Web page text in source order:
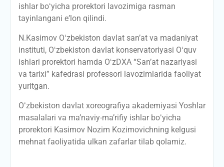
ishlar boʻyicha prorektori lavozimiga rasman
tayinlangani eʼlon qilindi.
N.Kasimov Oʻzbekiston davlat sanʼat va madaniyat
instituti, Oʻzbekiston davlat konservatoriyasi Oʻquv
ishlari prorektori hamda OʻzDXA “Sanʼat nazariyasi
va tarixi” kafedrasi professori lavozimlarida faoliyat
yuritgan.
Oʻzbekiston davlat xoreografiya akademiyasi Yoshlar
masalalari va maʼnaviy-maʼrifiy ishlar boʻyicha
prorektori Kasimov Nozim Kozimovichning kelgusi
mehnat faoliyatida ulkan zafarlar tilab qolamiz.